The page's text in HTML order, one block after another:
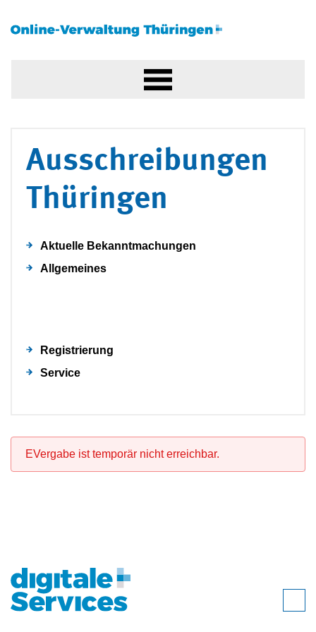
Ausschreibungen
Thüringen
Aktuelle Bekanntmachungen
Allgemeines
Registrierung
Service
EVergabe ist temporär nicht erreichbar.